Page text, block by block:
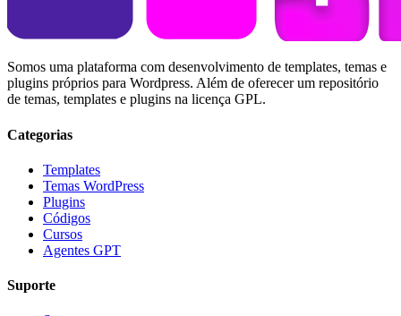
Somos uma plataforma com desenvolvimento de templates, temas e
plugins próprios para Wordpress. Além de oferecer um repositório
de temas, templates e plugins na licença GPL.
Categorias
Templates
Temas WordPress
Plugins
Códigos
Cursos
Agentes GPT
Suporte